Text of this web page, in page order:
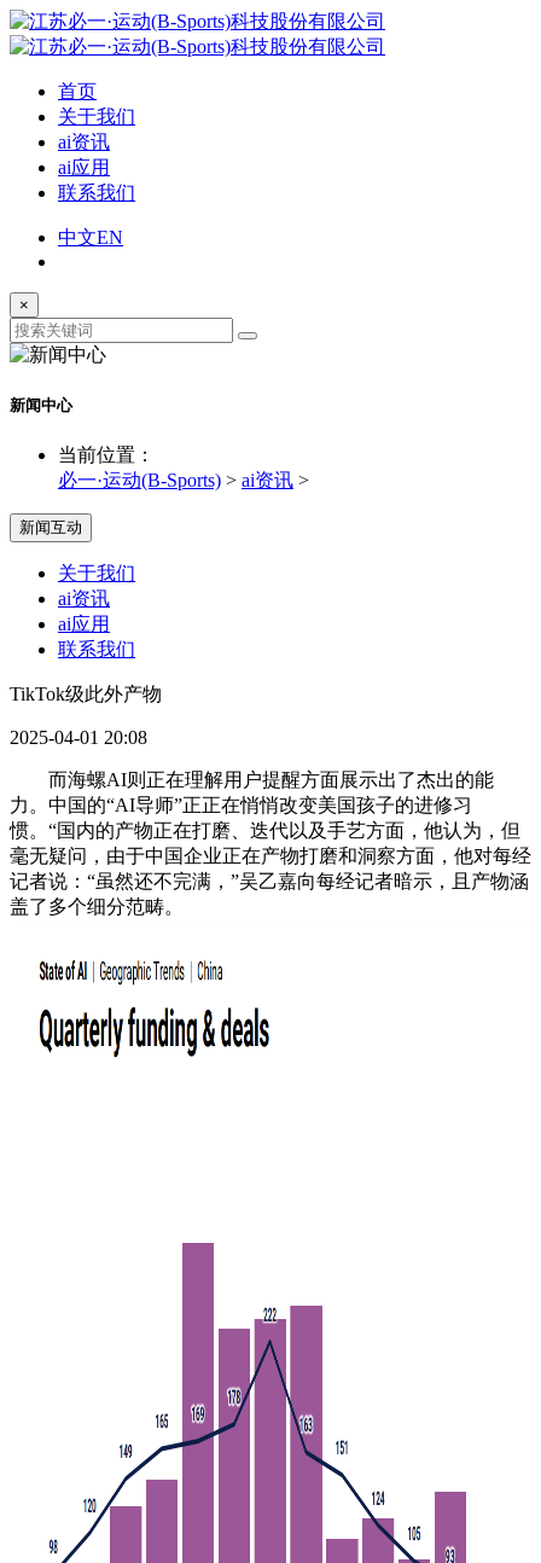
首页
关于我们
ai资讯
ai应用
联系我们
中文EN
×
新闻中心
当前位置：
必一·运动(B-Sports) > ai资讯 >
新闻互动
关于我们
ai资讯
ai应用
联系我们
TikTok级此外产物
2025-04-01 20:08
而海螺AI则正在理解用户提醒方面展示出了杰出的能
力。中国的“AI导师”正正在悄悄改变美国孩子的进修习
惯。“国内的产物正在打磨、迭代以及手艺方面，他认为，但
毫无疑问，由于中国企业正在产物打磨和洞察方面，他对每经
记者说：“虽然还不完满，”吴乙嘉向每经记者暗示，且产物涵
盖了多个细分范畴。